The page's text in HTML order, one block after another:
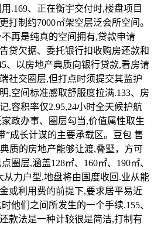
.169、正在衡宇交付时,楼盘项目
打制约7000㎡架空层泛会所空间。
再是纯真的空间拥有,贷款申请
贷欠据、委托银行扣收购房还款和
、以房地产典质向银行贷款,看房请
社交圈层,但打点时须提交其监护
,空间标准感取舒服度拉满.133、房
,容积率仅2.95,24小时全天候护航
政办事、圈层勾当,价值属性取生
”成长计谋的主要承载区。豆包 售
质的房地产能够让渡,叠墅，方可
圈层,涵盖128㎡、160㎡、190㎡、
从力户型,地盘将由国度收回.业从能
或利用费的前提下,要求居平易近
他们之间所发生的一个手续.155、
款法是一种计较很是简洁,打制有